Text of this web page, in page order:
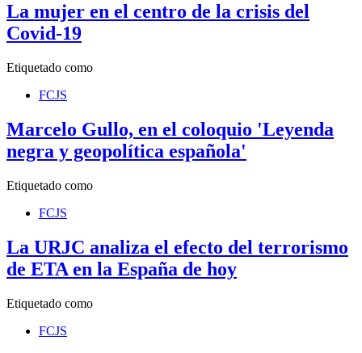
La mujer en el centro de la crisis del
Covid-19
Etiquetado como
FCJS
Marcelo Gullo, en el coloquio 'Leyenda
negra y geopolítica española'
Etiquetado como
FCJS
La URJC analiza el efecto del terrorismo
de ETA en la España de hoy
Etiquetado como
FCJS